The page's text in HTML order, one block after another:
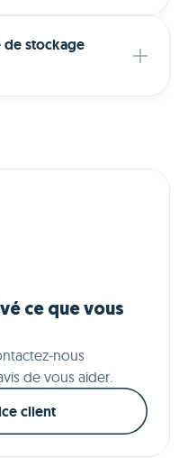
de stockage
ce que vous
nous
de vous aider.
client